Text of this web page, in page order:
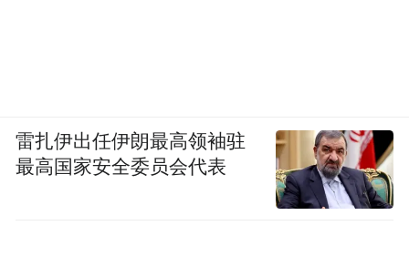
雷扎伊出任伊朗最高领袖驻
最高国家安全委员会代表